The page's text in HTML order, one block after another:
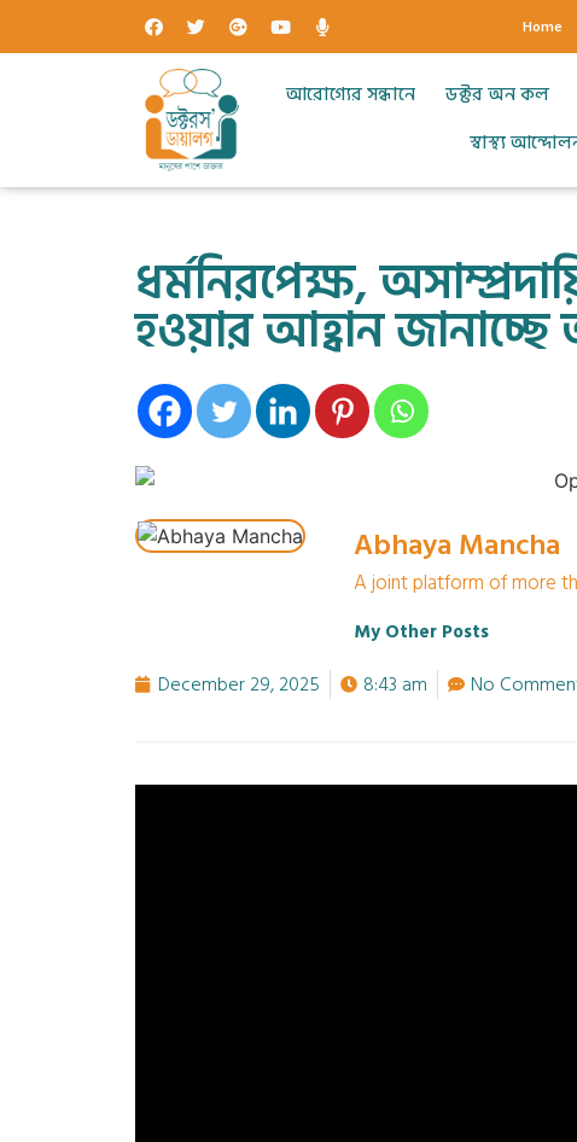
Home
আরোগ্যের সন্ধানে ডক্টর অন কল
স্বাস্থ্য
ধর্মনিরপেক্ষ,
হওয়ার আহ্বান
Abhaya Mancha
A joint platform of more
My Other Posts
December 29, 2025 8:43 am No